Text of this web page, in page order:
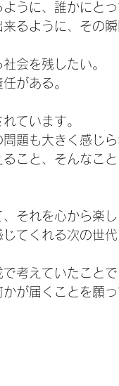
うに、誰かにと
るように、その瞬
会を残したい。
がある。
ています。
題も大きく感じら
こと、そんなこ
それを心から楽し
てくれる次の世代
考えていたことで
が届くことを願